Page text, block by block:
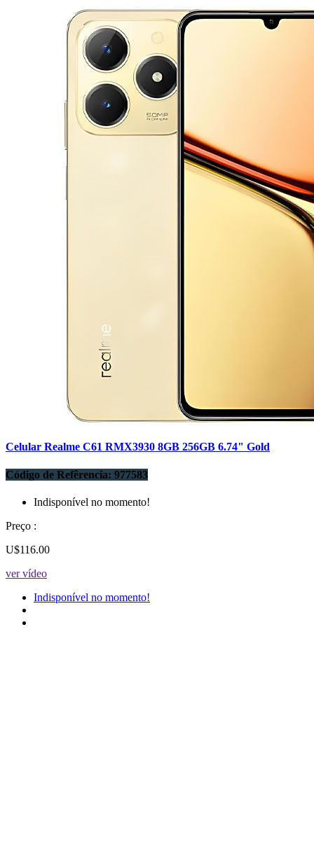
Celular Realme C61 RMX3930 8GB 256GB 6.74" Gold
Código de Refêrencia: 977583
Indisponível no momento!
Preço :
U$116.00
ver vídeo
Indisponível no momento!